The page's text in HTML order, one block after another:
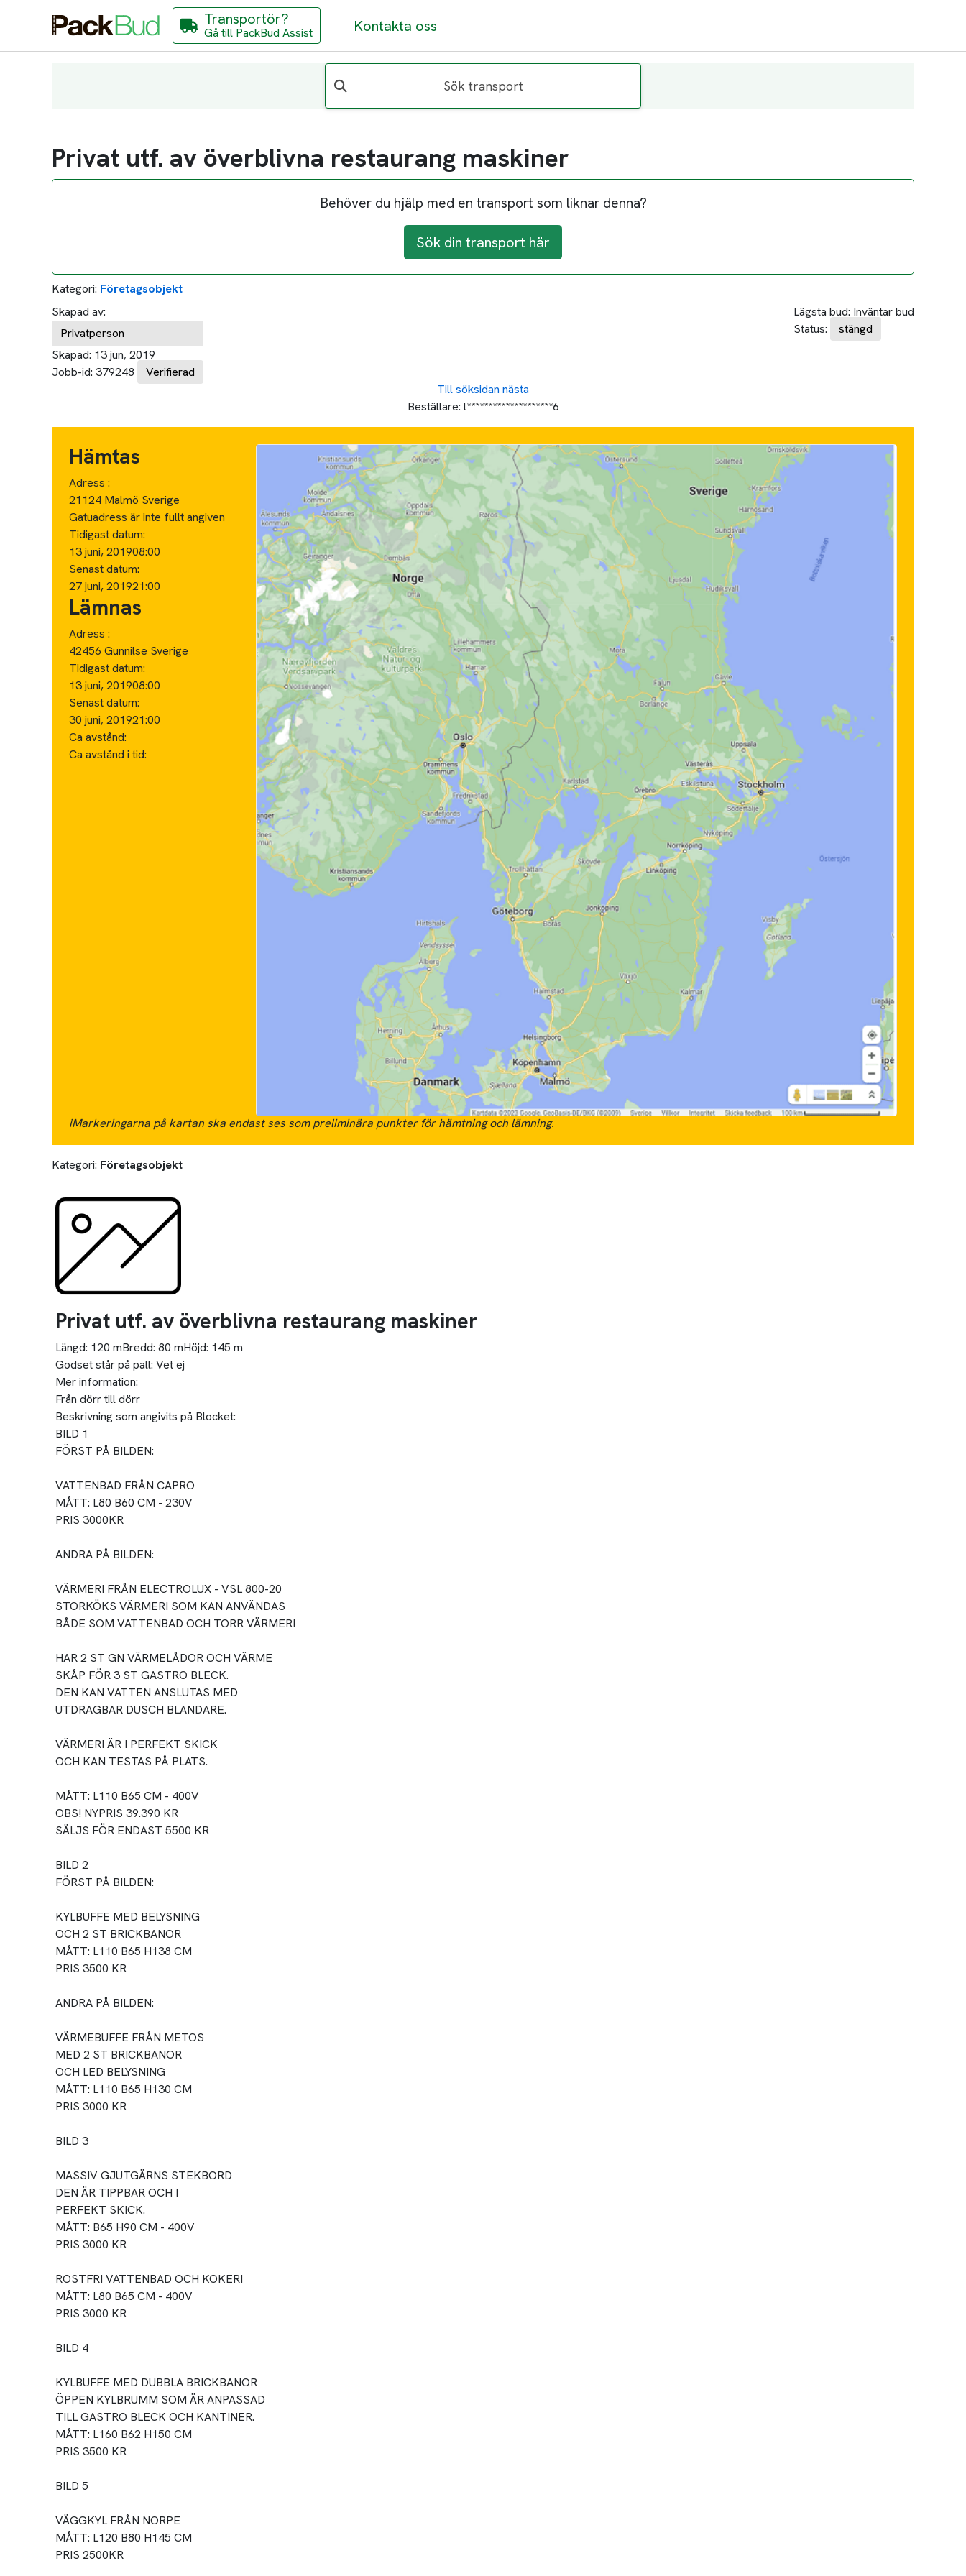
Transportör?
Gå till PackBud Assist Kontakta oss
Sök transport
Privat utf. av överblivna restaurang maskiner
Behöver du hjälp med en transport som liknar denna?
Sök din transport här
Kategori: Företagsobjekt
Skapad av:
Privatperson
Skapad: 13 jun, 2019
Jobb-id: 379248 Verifierad
Lägsta bud: Inväntar bud
Status:
stängd
Till söksidan nästa
Beställare: l********************6
Hämtas
Adress :
21124 Malmö Sverige
Gatuadress är inte fullt angiven
Tidigast datum:
13 juni, 201908:00
Senast datum:
27 juni, 201921:00
Lämnas
Adress :
42456 Gunnilse Sverige
Tidigast datum:
13 juni, 201908:00
Senast datum:
30 juni, 201921:00
Ca avstånd:
Ca avstånd i tid:
iMarkeringarna på kartan ska endast ses som preliminära punkter för hämtning och lämning.
Kategori: Företagsobjekt
Privat utf. av överblivna restaurang maskiner
Längd: 120 mBredd: 80 mHöjd: 145 m
Godset står på pall: Vet ej
Mer information:
Från dörr till dörr
Beskrivning som angivits på Blocket:
BILD 1
FÖRST PÅ BILDEN:
VATTENBAD FRÅN CAPRO
MÅTT: L80 B60 CM - 230V
PRIS 3000KR
ANDRA PÅ BILDEN:
VÄRMERI FRÅN ELECTROLUX - VSL 800-20
STORKÖKS VÄRMERI SOM KAN ANVÄNDAS
BÅDE SOM VATTENBAD OCH TORR VÄRMERI
HAR 2 ST GN VÄRMELÅDOR OCH VÄRME
SKÅP FÖR 3 ST GASTRO BLECK.
DEN KAN VATTEN ANSLUTAS MED
UTDRAGBAR DUSCH BLANDARE.
VÄRMERI ÄR I PERFEKT SKICK
OCH KAN TESTAS PÅ PLATS.
MÅTT: L110 B65 CM - 400V
OBS! NYPRIS 39.390 KR
SÄLJS FÖR ENDAST 5500 KR
BILD 2
FÖRST PÅ BILDEN:
KYLBUFFE MED BELYSNING
OCH 2 ST BRICKBANOR
MÅTT: L110 B65 H138 CM
PRIS 3500 KR
ANDRA PÅ BILDEN:
VÄRMEBUFFE FRÅN METOS
MED 2 ST BRICKBANOR
OCH LED BELYSNING
MÅTT: L110 B65 H130 CM
PRIS 3000 KR
BILD 3
MASSIV GJUTGÄRNS STEKBORD
DEN ÄR TIPPBAR OCH I
PERFEKT SKICK.
MÅTT: B65 H90 CM - 400V
PRIS 3000 KR
ROSTFRI VATTENBAD OCH KOKERI
MÅTT: L80 B65 CM - 400V
PRIS 3000 KR
BILD 4
KYLBUFFE MED DUBBLA BRICKBANOR
ÖPPEN KYLBRUMM SOM ÄR ANPASSAD
TILL GASTRO BLECK OCH KANTINER.
MÅTT: L160 B62 H150 CM
PRIS 3500 KR
BILD 5
VÄGGKYL FRÅN NORPE
MÅTT: L120 B80 H145 CM
PRIS 2500KR